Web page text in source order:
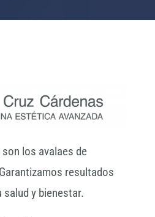
los avalaes de
resultados
y bienestar.